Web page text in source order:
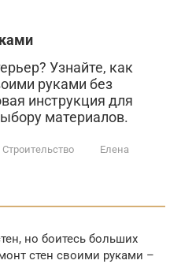
Узнайте, как
руками без
инструкция для
материалов.
Строительство
Елена
но боитесь больших
стен своими руками –